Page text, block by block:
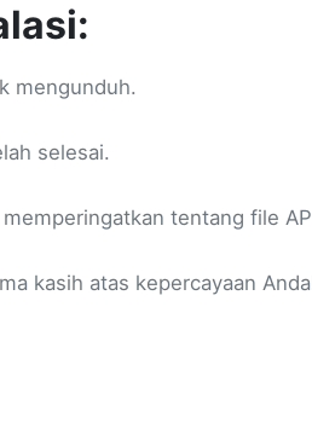
mengunduh.
selesai.
tentang file
kasih atas kepercayaan